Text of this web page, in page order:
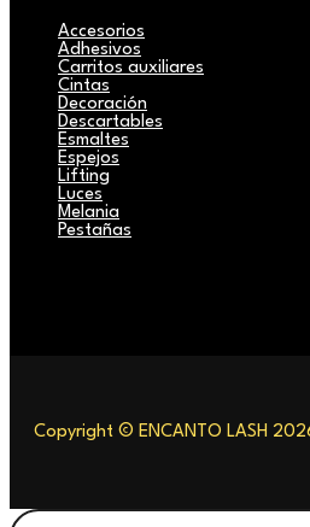
Accesorios
Adhesivos
Carritos auxiliares
Cintas
Decoración
Descartables
Esmaltes
Espejos
Lifting
Luces
Melania
Pestañas
Copyright © ENCANTO LASH